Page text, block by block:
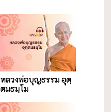
หลวงพ่อบุญธรรม อุตฺ
ตมธมฺโม